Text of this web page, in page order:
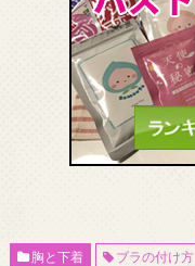
胸と下着 ブラの付け方